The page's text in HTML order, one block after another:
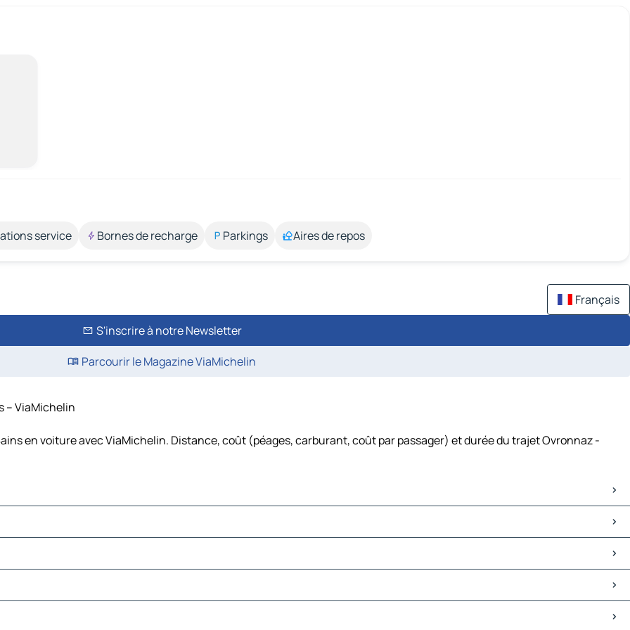
service Bornes de recharge Parkings Aires de repos
Français
S'inscrire à notre Newsletter
Parcourir le Magazine ViaMichelin
– ViaMichelin
en voiture avec ViaMichelin. Distance, coût (péages, carburant, coût par passager) et durée du trajet Ovronnaz -